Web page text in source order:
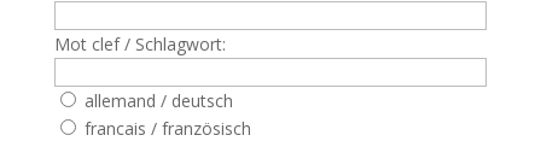
Mot clef / Schlagwort:
allemand / deutsch
francais / französisch